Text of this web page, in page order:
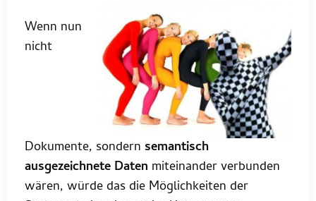
Wenn nun
nicht
Dokumente, sondern semantisch
ausgezeichnete Daten miteinander verbunden
wären, würde das die Möglichkeiten der